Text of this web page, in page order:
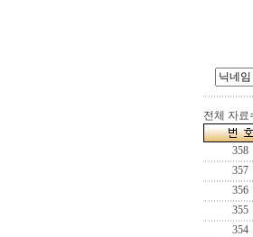
전체 자료
358
357
356
355
354